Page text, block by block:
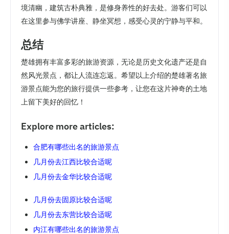
境清幽，建筑古朴典雅，是修身养性的好去处。游客们可以
在这里参与佛学讲座、静坐冥想，感受心灵的宁静与平和。
总结
楚雄拥有丰富多彩的旅游资源，无论是历史文化遗产还是自
然风光景点，都让人流连忘返。希望以上介绍的楚雄著名旅
游景点能为您的旅行提供一些参考，让您在这片神奇的土地
上留下美好的回忆！
Explore more articles:
合肥有哪些出名的旅游景点
几月份去江西比较合适呢
几月份去金华比较合适呢
几月份去固原比较合适呢
几月份去东营比较合适呢
内江有哪些出名的旅游景点